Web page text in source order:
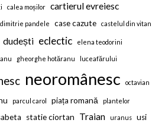
calea moșilor cartierul evreiesc
pandele case cazute castelul din vitan
dudești eclectic elena teodorini
gheorghe hotăranu luceafărului
neoromânesc octavian
parcul carol piața romană plantelor
statie ciortan Traian uranus
usi